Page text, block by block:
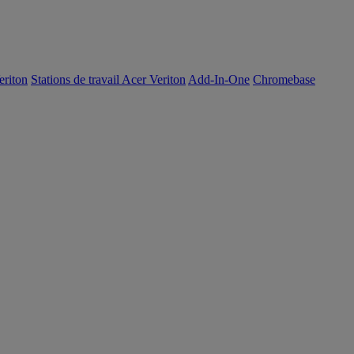
Stations de travail Acer Veriton Add-In-One Chromebase